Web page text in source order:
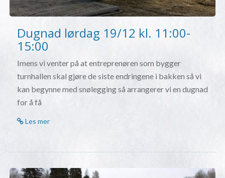
Dugnad lørdag 19/12 kl. 11:00-
15:00
Imens vi venter på at entreprenøren som bygger
turnhallen skal gjøre de siste endringene i bakken så vi
kan begynne med snølegging så arrangerer vi en dugnad
for å få
Les mer